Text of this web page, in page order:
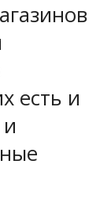
есть и